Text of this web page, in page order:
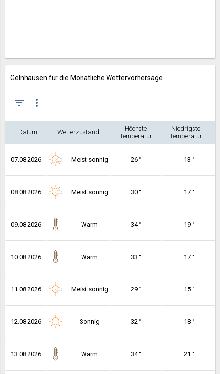
Gelnhausen für die Monatliche Wettervorhersage
filter_list more_vert
Datum Wetterzustand
Höchste
Temperatur
Niedrigste
Temperatur
07.08.2026 Meist sonnig 26 ° 13 °
08.08.2026 Meist sonnig 30 ° 17 °
09.08.2026 Warm 34 ° 19 °
10.08.2026 Warm 33 ° 17 °
11.08.2026 Meist sonnig 29 ° 15 °
12.08.2026 Sonnig 32 ° 18 °
13.08.2026 Warm 34 ° 21 °